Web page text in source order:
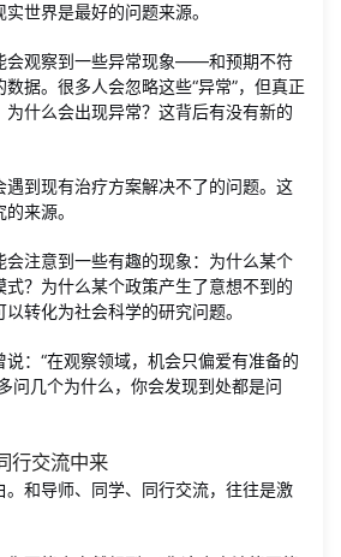
世界是最好的问题来源。
会观察到一些异常现象——和预期不符
据。很多人会忽略这些“异常”，但真正
什么会出现异常？这背后有没有新的
遇到现有治疗方案解决不了的问题。这
来源。
会注意到一些有趣的现象：为什么某个
？为什么某个政策产生了意想不到的
转化为社会科学的研究问题。
：“在观察领域，机会只偏爱有准备的
问几个为什么，你会发现到处都是问
行交流中来
。和导师、同学、同行交流，往往是激